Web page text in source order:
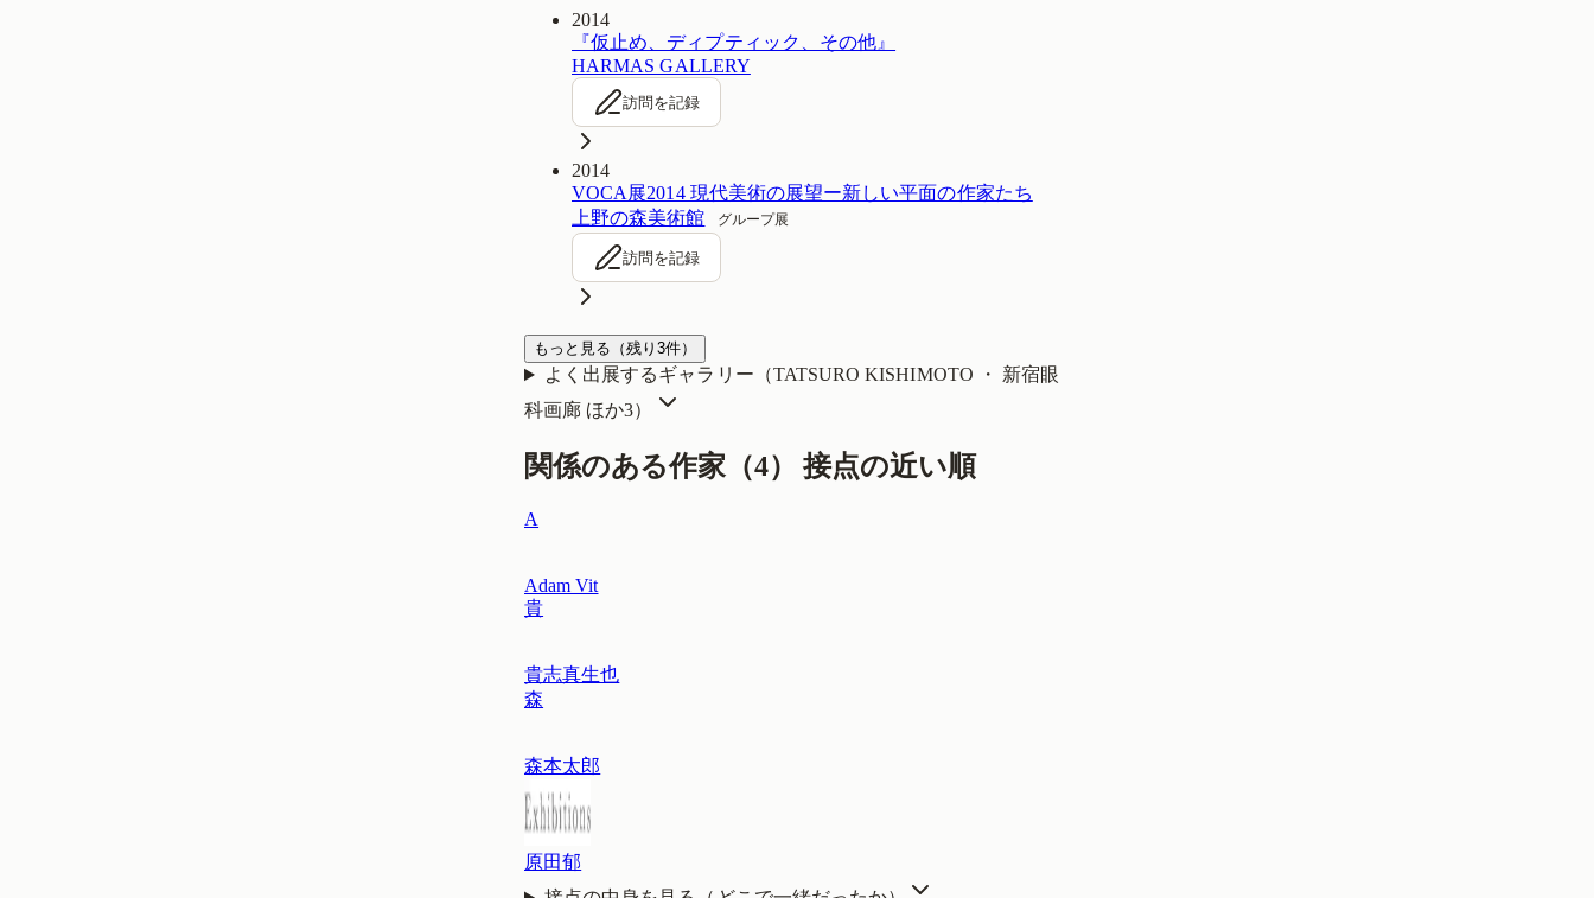
2014
『仮止め、ディプティック、その他』
HARMAS GALLERY
訪問を記録
2014
VOCA展2014 現代美術の展望ー新しい平面の作家たち
上野の森美術館
グループ展
訪問を記録
もっと見る （残り 3件）
よく出展するギャラリー（TATSURO KISHIMOTO ・ 新宿眼
科画廊 ほか3）
関係のある作家（4） 接点の近い順
A
Adam Vit
貴
貴志真生也
森
森本太郎
原田郁